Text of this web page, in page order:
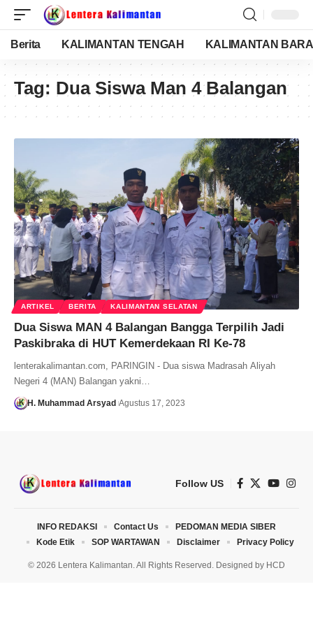
Berita KALIMANTAN TENGAH KALIMANTAN
Tag: Dua Siswa Man 4 Balangan
ARTIKEL BERITA KALIMANTAN SELATAN
Dua Siswa MAN 4 Balangan Bangga Terpilih Jadi
Paskibraka di HUT Kemerdekaan RI Ke-78
lenterakalimantan.com, PARINGIN - Dua siswa Madrasah Aliyah
Negeri 4 (MAN) Balangan yakni…
H. Muhammad Arsyad Agustus 17, 2023
Follow US
© 2026 Lentera Kalimantan. All Rights Reserved. Designed by HCD
INFO REDAKSI Contact Us
PEDOMAN MEDIA SIBER
Kode Etik
SOP WARTAWAN Disclaimer Privacy Policy